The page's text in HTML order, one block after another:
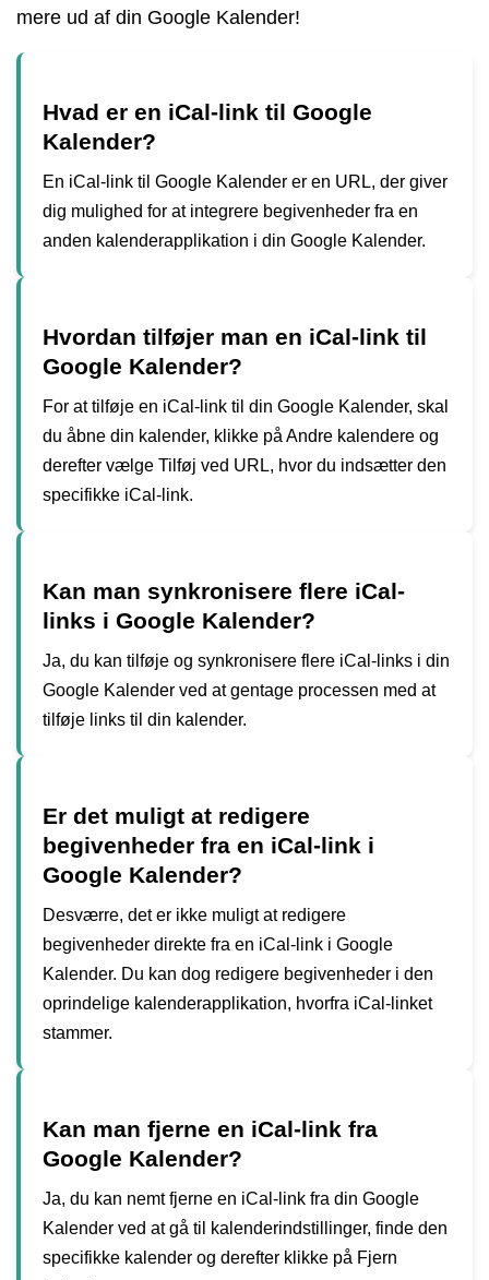
mere ud af din Google Kalender!
Hvad er en iCal-link til Google
Kalender?
En iCal-link til Google Kalender er en URL, der giver
dig mulighed for at integrere begivenheder fra en
anden kalenderapplikation i din Google Kalender.
Hvordan tilføjer man en iCal-link til
Google Kalender?
For at tilføje en iCal-link til din Google Kalender, skal
du åbne din kalender, klikke på Andre kalendere og
derefter vælge Tilføj ved URL, hvor du indsætter den
specifikke iCal-link.
Kan man synkronisere flere iCal-
links i Google Kalender?
Ja, du kan tilføje og synkronisere flere iCal-links i din
Google Kalender ved at gentage processen med at
tilføje links til din kalender.
Er det muligt at redigere
begivenheder fra en iCal-link i
Google Kalender?
Desværre, det er ikke muligt at redigere
begivenheder direkte fra en iCal-link i Google
Kalender. Du kan dog redigere begivenheder i den
oprindelige kalenderapplikation, hvorfra iCal-linket
stammer.
Kan man fjerne en iCal-link fra
Google Kalender?
Ja, du kan nemt fjerne en iCal-link fra din Google
Kalender ved at gå til kalenderindstillinger, finde den
specifikke kalender og derefter klikke på Fjern